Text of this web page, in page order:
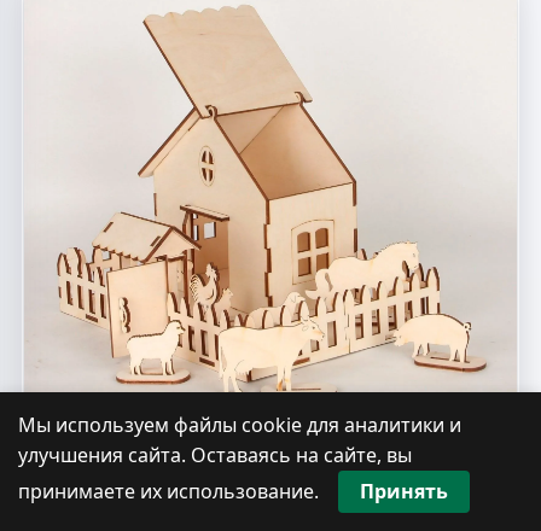
Макет для лазерной резки деревянный
игровой набор с фигурками животных и
Мы используем файлы cookie для аналитики и
улучшения сайта. Оставаясь на сайте, вы
принимаете их использование.
Принять